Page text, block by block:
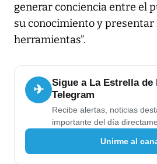
generar conciencia entre el
su conocimiento y presentar
herramientas”.
✈
Sigue a La Estrella de
Telegram
Recibe alertas, noticias
importante del día
Unirme al